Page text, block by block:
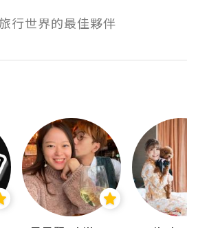
行世界的最佳夥伴